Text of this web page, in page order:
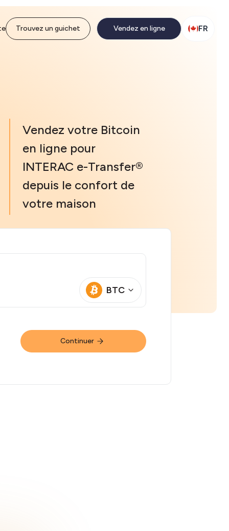
Trouvez un guichet Vendez en ligne FR
Vendez votre Bitcoin
en ligne pour
INTERAC e-Transfer®
depuis le confort de
votre maison
BTC
Continuer